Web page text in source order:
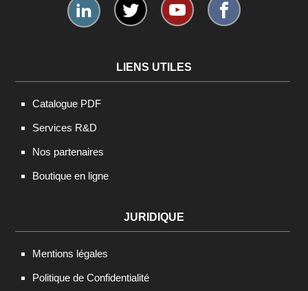
LIENS UTILES
Catalogue PDF
Services R&D
Nos partenaires
Boutique en ligne
JURIDIQUE
Mentions légales
Politique de Confidentialité